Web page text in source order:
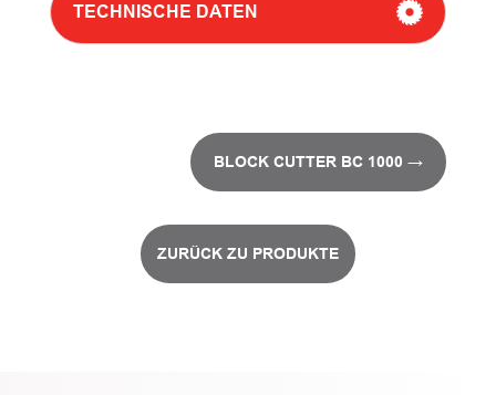
TECHNISCHE DATEN
BLOCK CUTTER BC 1000 →
ZURÜCK ZU PRODUKTE